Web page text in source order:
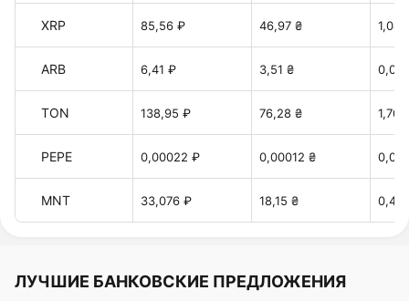
XRP 85,56 ₽ 46,97 ₴
ARB 6,41 ₽ 3,51 ₴
TON 138,95 ₽ 76,28 ₴ 1,70
PEPE 0,00022 ₽ 0,00012 ₴
MNT 33,076 ₽ 18,15 ₴ 0,40
ЛУЧШИЕ БАНКОВСКИЕ ПРЕДЛОЖЕНИЯ